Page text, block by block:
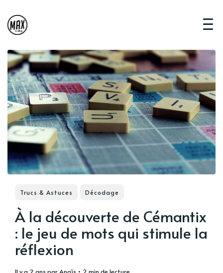
Trucs & Astuces Décodage
À la découverte de Cémantix
: le jeu de mots qui stimule la
réflexion